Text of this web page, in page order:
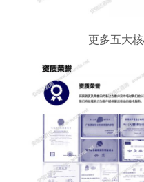
更多五大